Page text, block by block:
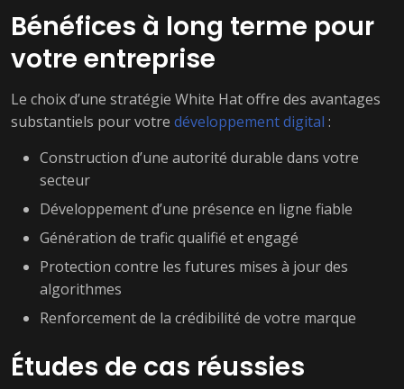
Bénéfices à long terme pour
votre entreprise
Le choix d’une stratégie White Hat offre des avantages
substantiels pour votre développement digital :
Construction d’une autorité durable dans votre
secteur
Développement d’une présence en ligne fiable
Génération de trafic qualifié et engagé
Protection contre les futures mises à jour des
algorithmes
Renforcement de la crédibilité de votre marque
Études de cas réussies